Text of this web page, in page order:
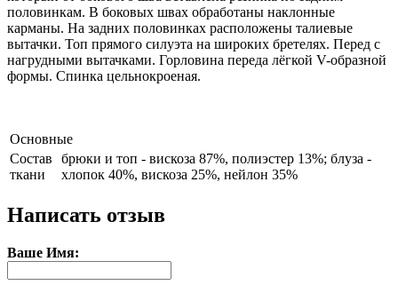
половинкам. В боковых швах обработаны наклонные
карманы. На задних половинках расположены талиевые
вытачки. Топ прямого силуэта на широких бретелях. Перед с
нагрудными вытачками. Горловина переда лёгкой V-образной
формы. Спинка цельнокроеная.
Основные
Состав
ткани
брюки и топ - вискоза 87%, полиэстер 13%; блуза -
хлопок 40%, вискоза 25%, нейлон 35%
Написать отзыв
Ваше Имя: